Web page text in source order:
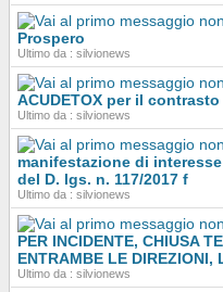
Prospero
Ultimo da : silvionews
ACUDETOX per il
Ultimo da : silvionews
manifestazione di
del D. lgs. n. 117/2017 f
Ultimo da : silvionews
PER INCIDENTE, CHIUSA
ENTRAMBE LE DIREZIONI,
Ultimo da : silvionews